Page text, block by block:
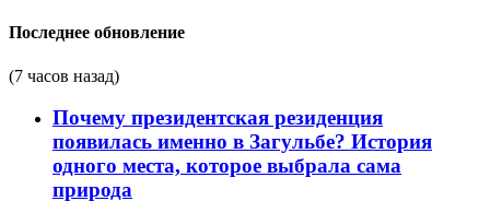
Последнее обновление
(7 часов назад)
Почему президентская резиденция
появилась именно в Загульбе? История
одного места, которое выбрала сама
природа